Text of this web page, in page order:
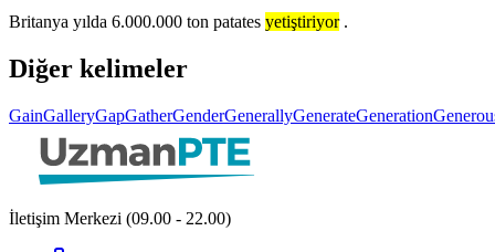
Britanya yılda 6.000.000 ton patates yetiştiriyor .
Diğer kelimeler
GainGalleryGapGatherGenderGenerallyGenerateGeneration
İletişim Merkezi (09.00 - 22.00)